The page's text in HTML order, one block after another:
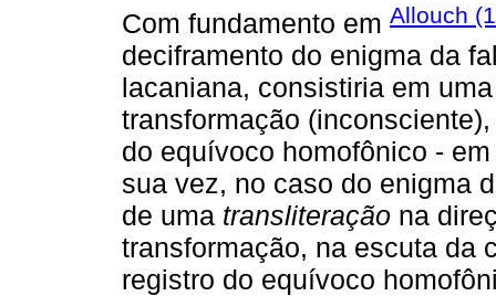
Com fundamento em Allouch
deciframento do enigma da
lacaniana, consistiria em
transformação
do equívoco homofônico -
sua vez, no caso do enigma
de uma transliteração na
transformação, na escuta da
registro do equívoco